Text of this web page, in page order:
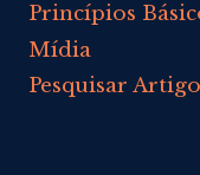
Princípios
Mídia
Pesquisar